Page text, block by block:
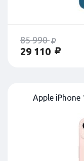
85 990
29 110
Apple iPhone